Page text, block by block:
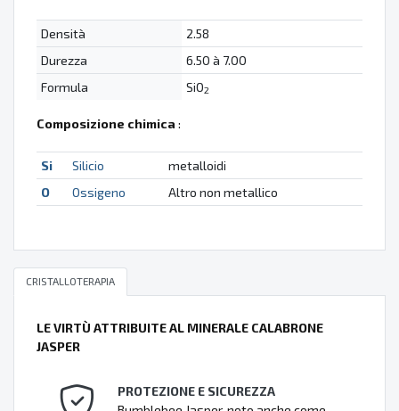
Densità
2.58
Durezza
6.50 à 7.00
Formula
SiO2
Composizione chimica :
Si Silicio
metalloidi
O
Ossigeno Altro non metallico
CRISTALLOTERAPIA
LE VIRTÙ ATTRIBUITE AL MINERALE CALABRONE
JASPER
PROTEZIONE E SICUREZZA